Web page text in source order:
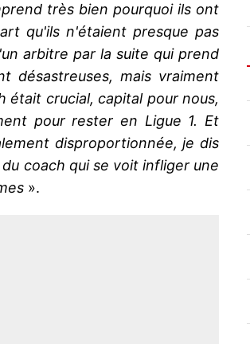
très bien pourquoi ils ont
qu'ils n'étaient presque pas
arbitre par la suite qui prend
désastreuses, mais vraiment
était crucial, capital pour nous,
pour rester en Ligue 1. Et
disproportionnée, je dis
coach qui se voit infliger une
».